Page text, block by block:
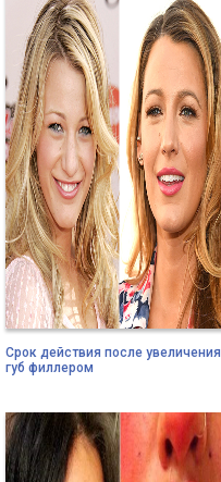
Срок действия после увеличения
губ филлером